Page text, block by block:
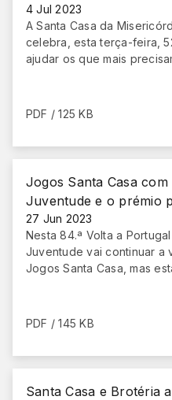
4 Jul 2023
A Santa Casa da
celebra, esta terça-feira,
ajudar os que mais
PDF / 125 KB
Jogos Santa Casa
Juventude e o prémio
27 Jun 2023
Nesta 84.ª Volta a
Juventude vai continuar a
Jogos Santa Casa, mas
PDF / 145 KB
Santa Casa e Brotéria